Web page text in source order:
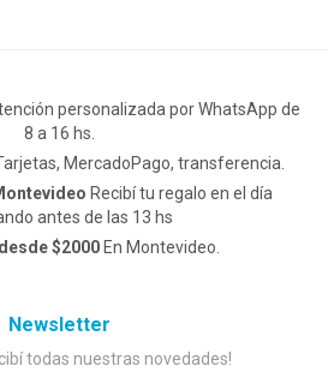
personalizada por WhatsApp de
8 a 16 hs.
MercadoPago, transferencia.
Recibí tu regalo en el día
antes de las 13 hs
$2000En Montevideo.
Newsletter
todas nuestras novedades!